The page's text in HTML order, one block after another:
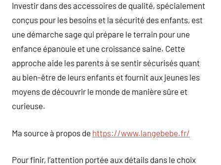
Investir dans des accessoires de qualité, spécialement
conçus pour les besoins et la sécurité des enfants, est
une démarche sage qui prépare le terrain pour une
enfance épanouie et une croissance saine. Cette
approche aide les parents à se sentir sécurisés quant
au bien-être de leurs enfants et fournit aux jeunes les
moyens de découvrir le monde de manière sûre et
curieuse.
Ma source à propos de https://www.langebebe.fr/
Pour finir, l’attention portée aux détails dans le choix